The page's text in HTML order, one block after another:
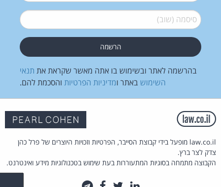
סיסמה (שוב)*
בהרשמה לאתר ובשימוש בו אתה מאשר שקראת את תנאי
השימוש באתר ומדיניות הפרטיות והסכמת להם.
law.co.il מופעל בידי קבוצת הסייבר, הפרטיות וזכויות היוצרים של פרל כהן
צדק לצר ברץ.
הקבוצה מתמחה בסוגיות המתעוררות בעת שימוש בטכנולוגיות מידע ואינטרנט.